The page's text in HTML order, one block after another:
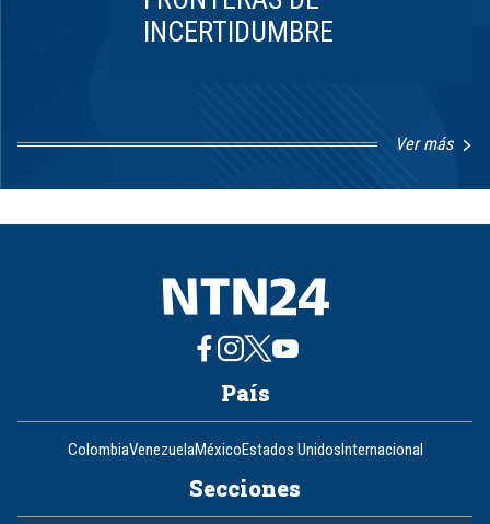
INCERTIDUMBRE
Ver más
1
8
País
ColombiaVenezuelaMéxicoEstados UnidosInternacional
Secciones